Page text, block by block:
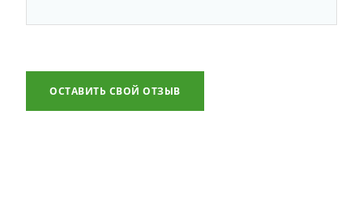
ОСТАВИТЬ СВОЙ ОТЗЫВ